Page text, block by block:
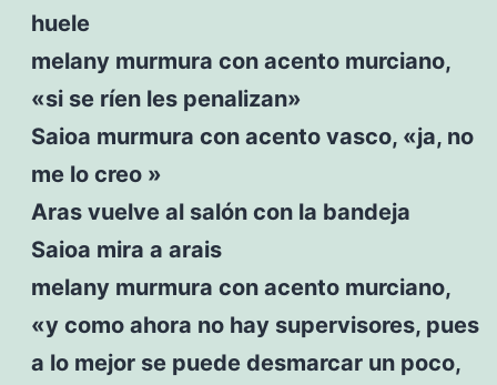
huele
melany murmura con acento murciano,
«si se ríen les penalizan»
Saioa murmura con acento vasco, «ja, no
me lo creo »
Aras vuelve al salón con la bandeja
Saioa mira a arais
melany murmura con acento murciano,
«y como ahora no hay supervisores, pues
a lo mejor se puede desmarcar un poco,